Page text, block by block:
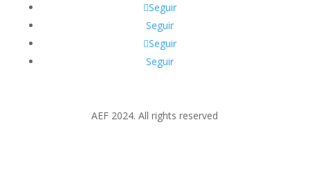
Seguir
Seguir
Seguir
Seguir
AEF 2024. All rights reserved